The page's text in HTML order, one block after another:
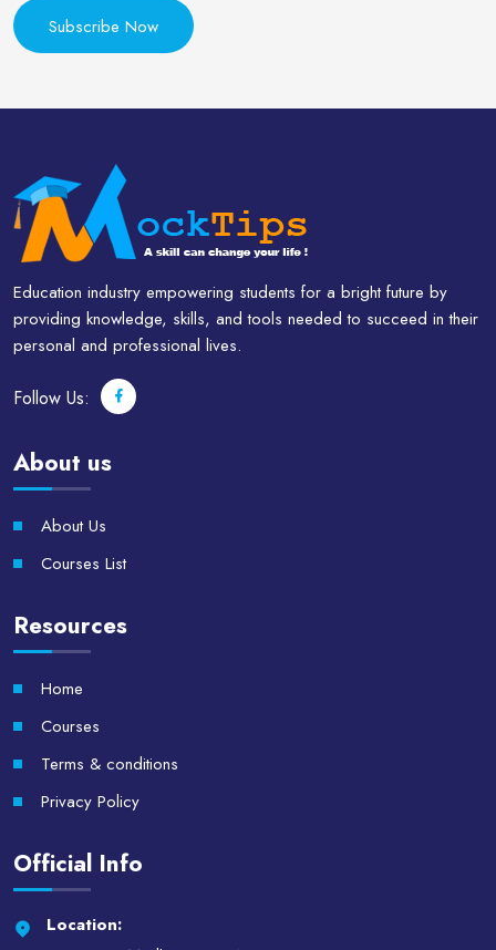
Subscribe Now
Education industry empowering students for a bright future by
providing knowledge, skills, and tools needed to succeed in their
personal and professional lives.
Follow Us:
About us
About Us
Courses List
Resources
Home
Courses
Terms & conditions
Privacy Policy
Official Info
Location: